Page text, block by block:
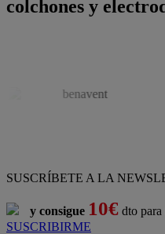
colchones y
SUSCRÍBETE A LA
y consigue 10€ dto
SUSCRIBIRME